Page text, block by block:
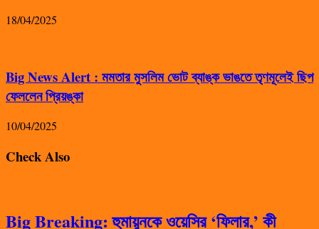
18/04/2025
Big News Alert : মমতার মুসলিম ভোট ব্যাঙ্ক ভাঙতে তৃণমূলেই ছিপ
ফেললেন প্রিয়ঙ্কা
10/04/2025
Check Also
Big Breaking: হুমায়ুনকে ওয়েসির ‘ফিলার,’ কী